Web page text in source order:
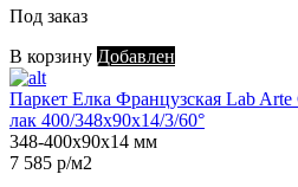
Под заказ
В корзину Добавлен
Паркет Елка Французская Lab
лак 400/348х90х14/3/60°
348-400х90х14 мм
7 585 р/м2